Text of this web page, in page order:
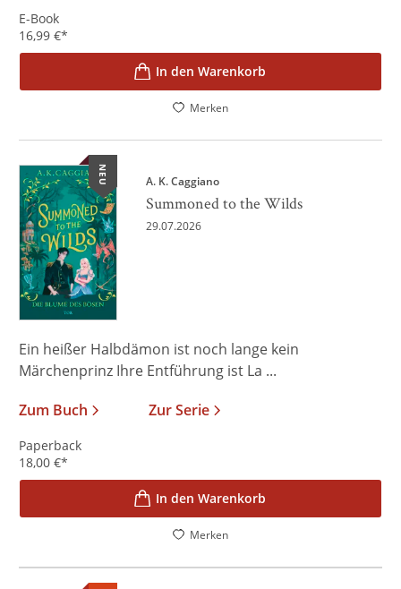
E-Book
16,99 €*
In den Warenkorb
Merken
NEU A. K. Caggiano
Summoned to the Wilds
29.07.2026
Ein heißer Halbdämon ist noch lange kein
Märchenprinz Ihre Entführung ist La ...
Zum Buch
Zur Serie
Paperback
18,00 €*
In den Warenkorb
Merken